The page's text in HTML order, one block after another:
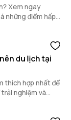
Xem ngay
những điểm hấp
du lịch tại
thích hợp nhất để
nghiệm và